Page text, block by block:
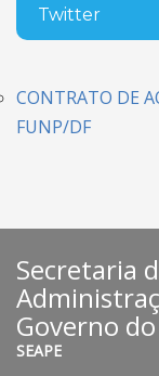
Twitter
CONTRATO DE
FUNP/DF
Secretaria
Governo
SEAPE